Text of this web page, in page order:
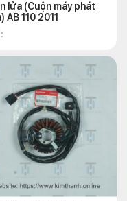
lửa (Cuộn máy phát
AB 110 2011